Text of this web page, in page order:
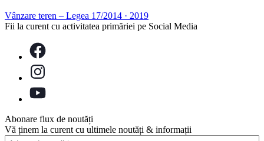
Vânzare teren – Legea 17/2014 · 2019
Fii la curent cu activitatea primăriei pe Social Media
Abonare flux de noutăți
Vă ținem la curent cu ultimele noutăți & informații